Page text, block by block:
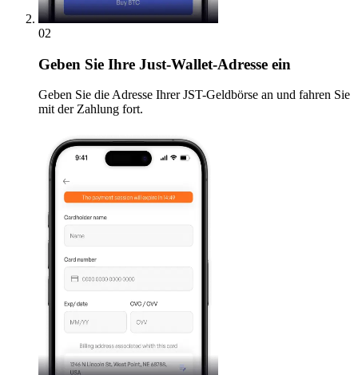
02
Geben Sie Ihre Just-Wallet-Adresse ein
Geben Sie die Adresse Ihrer JST-Geldbörse an und fahren Sie
mit der Zahlung fort.